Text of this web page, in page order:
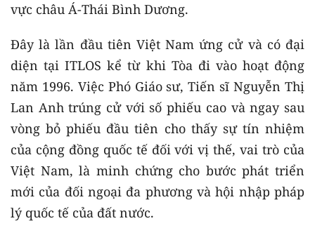
vực châu Á-Thái Bình Dương.
Đây là lần đầu tiên Việt Nam ứng cử và có đại
diện tại ITLOS kể từ khi Tòa đi vào hoạt động
năm 1996. Việc Phó Giáo sư, Tiến sĩ Nguyễn Thị
Lan Anh trúng cử với số phiếu cao và ngay sau
vòng bỏ phiếu đầu tiên cho thấy sự tín nhiệm
của cộng đồng quốc tế đối với vị thế, vai trò của
Việt Nam, là minh chứng cho bước phát triển
mới của đối ngoại đa phương và hội nhập pháp
lý quốc tế của đất nước.